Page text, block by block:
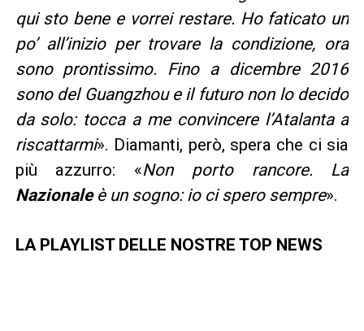
qui sto bene e vorrei restare. Ho faticato un
po’ all’inizio per trovare la condizione, ora
sono prontissimo. Fino a dicembre 2016
sono del Guangzhou e il futuro non lo decido
da solo: tocca a me convincere l’Atalanta a
riscattarmi». Diamanti, però, spera che ci sia
più azzurro: «Non porto rancore. La
Nazionaleè un sogno: io ci spero sempre».
LA PLAYLIST DELLE NOSTRE TOP NEWS